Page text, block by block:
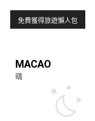
MACAO
晴